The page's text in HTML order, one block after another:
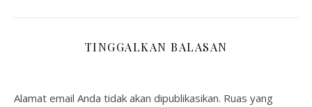
TINGGALKAN BALASAN
Alamat email Anda tidak akan dipublikasikan. Ruas yang